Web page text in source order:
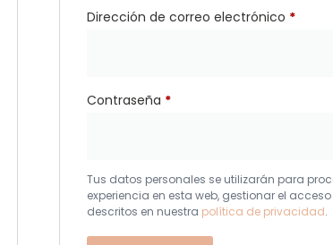
Dirección de correo electrónico *
Contraseña *
Tus datos personales se utilizarán para
experiencia en esta web, gestionar el
descritos en nuestra política de privacidad.